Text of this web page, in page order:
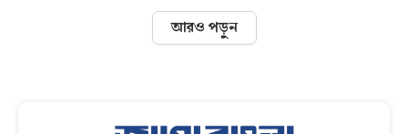
আরও পড়ুন